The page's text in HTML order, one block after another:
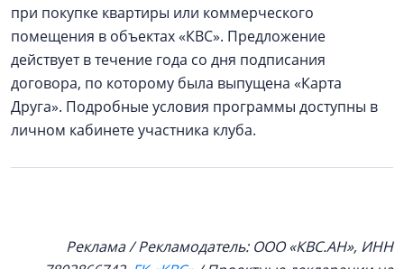
при покупке квартиры или коммерческого
помещения в объектах «КВС». Предложение
действует в течение года со дня подписания
договора, по которому была выпущена «Карта
Друга». Подробные условия программы доступны в
личном кабинете участника клуба.
Реклама / Рекламодатель: ООО «КВС.АН», ИНН